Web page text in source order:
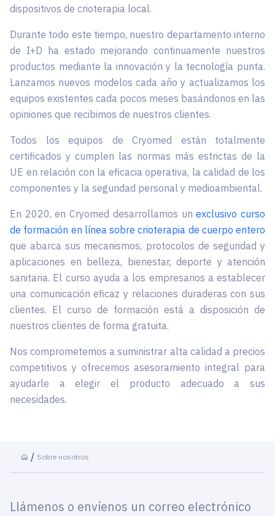
dispositivos de crioterapia local.
Durante todo este tiempo, nuestro departamento interno
de I+D ha estado mejorando continuamente nuestros
productos mediante la innovación y la tecnología punta.
Lanzamos nuevos modelos cada año y actualizamos los
equipos existentes cada pocos meses basándonos en las
opiniones que recibimos de nuestros clientes.
Todos los equipos de Cryomed están totalmente
certificados y cumplen las normas más estrictas de la
UE en relación con la eficacia operativa, la calidad de los
componentes y la seguridad personal y medioambiental.
En 2020, en Cryomed desarrollamos unexclusivo curso
de formación en línea sobre crioterapia de cuerpo entero
que abarca sus mecanismos, protocolos de seguridad y
aplicaciones en belleza, bienestar, deporte y atención
sanitaria. El curso ayuda a los empresarios a establecer
una comunicación eficaz y relaciones duraderas con sus
clientes. El curso de formación está a disposición de
nuestros clientes de forma gratuita.
Nos comprometemos a suministrar alta calidad a precios
competitivos y ofrecemos asesoramiento integral para
ayudarle a elegir el producto adecuado a sus
necesidades.
Sobre nosotros
Llámenos o envíenos un correo electrónico